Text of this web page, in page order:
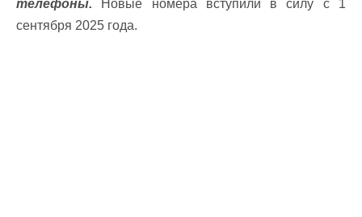
телефоны. Новые номера вступили в силу с 1
сентября 2025 года.